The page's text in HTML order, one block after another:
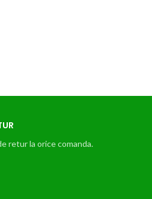
retur la orice comanda.